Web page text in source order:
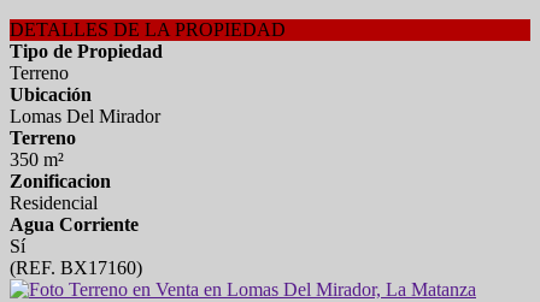
DETALLES DE LA PROPIEDAD
Tipo de Propiedad
Terreno
Ubicación
Lomas Del Mirador
Terreno
350 m²
Zonificacion
Residencial
Agua Corriente
Sí
(REF. BX17160)